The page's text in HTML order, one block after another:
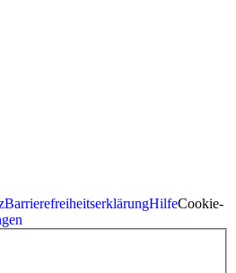
BarrierefreiheitserklärungHilfeCookie-